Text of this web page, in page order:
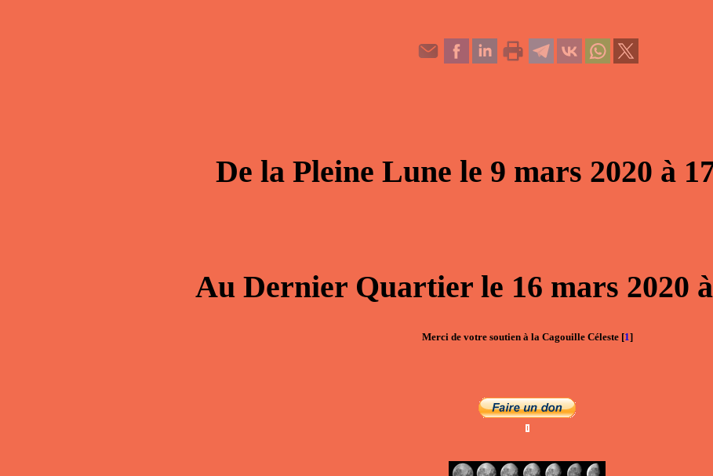
De la Pleine Lune le 9 mars 2020 à
Au Dernier Quartierle 16 mars 2020 à
Merci de votre soutien à la Cagouille Céleste[1]